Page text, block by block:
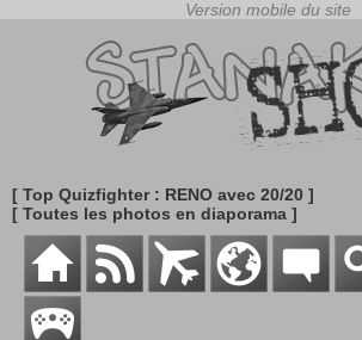
[ Top Quizfighter : RENO avec 20/20 ]
[ Toutes les photos en diaporama ]